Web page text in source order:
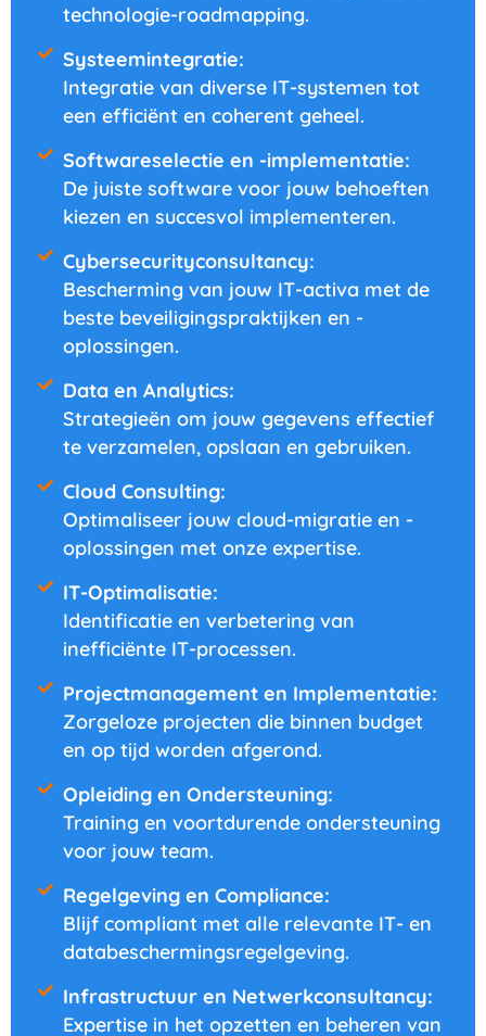
technologie-roadmapping.
Systeemintegratie:
Integratie van diverse IT-systemen tot
een efficiënt en coherent geheel.
Softwareselectie en -implementatie:
De juiste software voor jouw behoeften
kiezen en succesvol implementeren.
Cybersecurityconsultancy:
Bescherming van jouw IT-activa met de
beste beveiligingspraktijken en -
oplossingen.
Data en Analytics:
Strategieën om jouw gegevens effectief
te verzamelen, opslaan en gebruiken.
Cloud Consulting:
Optimaliseer jouw cloud-migratie en -
oplossingen met onze expertise.
IT-Optimalisatie:
Identificatie en verbetering van
inefficiënte IT-processen.
Projectmanagement en Implementatie:
Zorgeloze projecten die binnen budget
en op tijd worden afgerond.
Opleiding en Ondersteuning:
Training en voortdurende ondersteuning
voor jouw team.
Regelgeving en Compliance:
Blijf compliant met alle relevante IT- en
databeschermingsregelgeving.
Infrastructuur en Netwerkconsultancy:
Expertise in het opzetten en beheren van